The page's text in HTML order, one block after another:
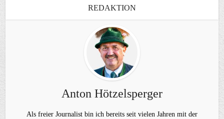
REDAKTION
Anton Hötzelsperger
Als freier Journalist bin ich bereits seit vielen Jahren mit der